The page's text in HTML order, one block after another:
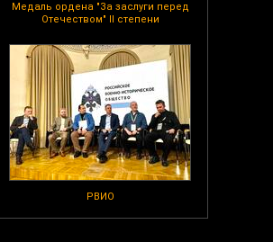
Медаль ордена "За заслуги перед
Отечеством" II степени
РВИО